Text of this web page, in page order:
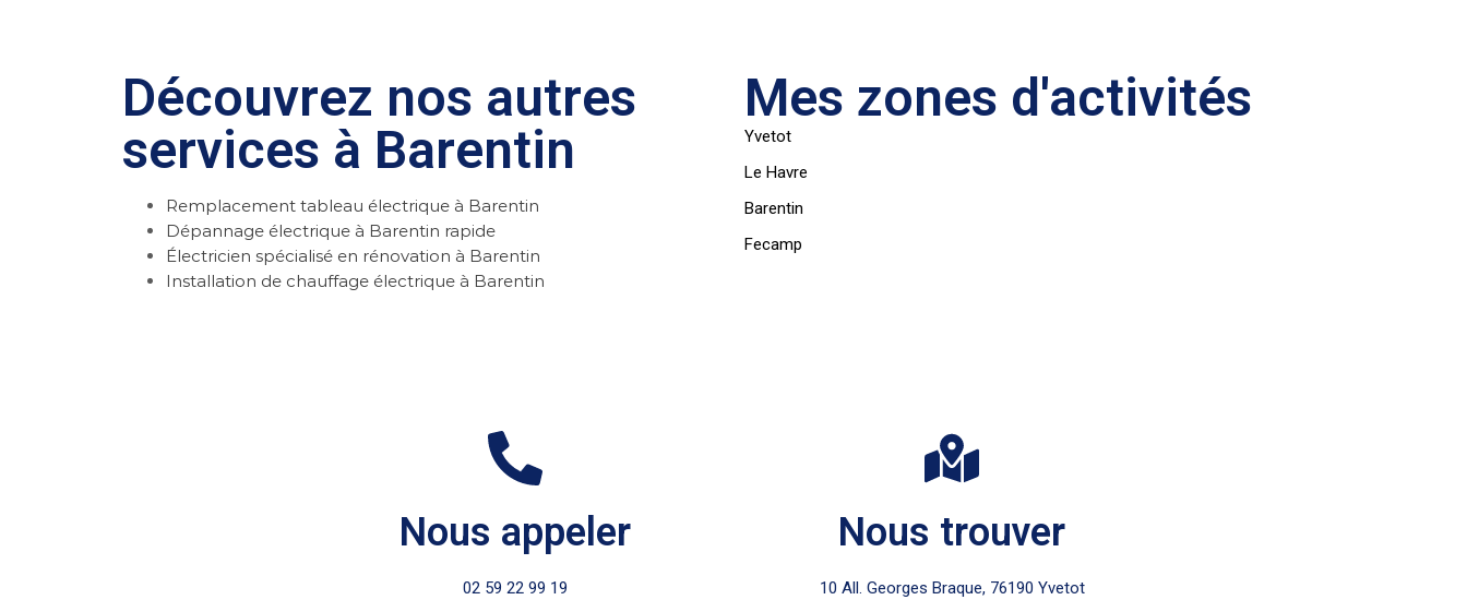
Découvrez nos autres
services à Barentin
Remplacement tableau électrique à Barentin
Dépannage électrique à Barentin rapide
Électricien spécialisé en rénovation à Barentin
Installation de chauffage électrique à Barentin
Mes zones d'activités
Yvetot
Le Havre
Barentin
Fecamp
Nous appeler
02 59 22 99 19
Nous trouver
10 All. Georges Braque, 76190 Yvetot